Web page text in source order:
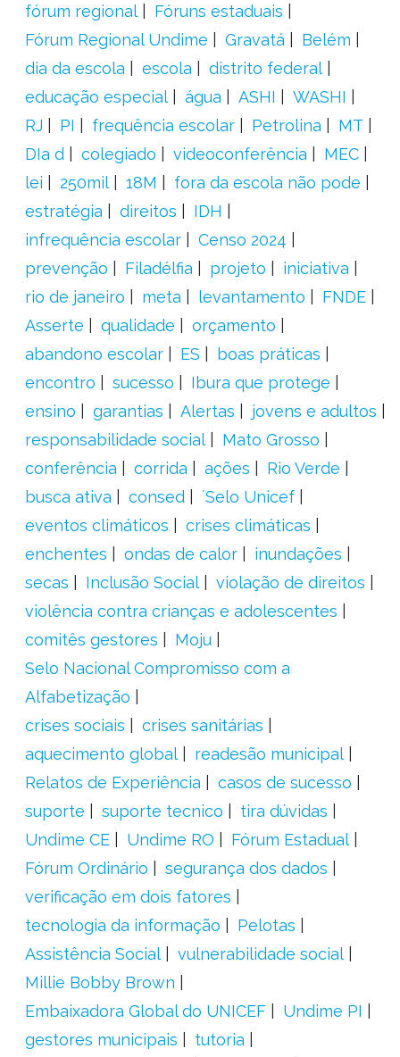
fórum regional
Fóruns estaduais
Fórum Regional Undime
Gravatá
Belém
dia da escola
escola
distrito federal
educação especial
água ASHI
WASHI
RJ
PI frequência escolar Petrolina
MT
DIa d
colegiado videoconferência
MEC
lei
250mil 18M
fora da escola não pode
estratégia
direitos
IDH
infrequência escolar
Censo 2024
prevenção
Filadélfia projeto
iniciativa
rio de janeiro
meta levantamento
FNDE
Asserte
qualidade
orçamento
abandono escolar
ES
boas práticas
encontro
sucesso
Ibura que protege
ensino
garantias Alertas
jovens e adultos
responsabilidade social
Mato Grosso
conferência
corrida ações
Rio Verde
busca ativa
consed
´Selo Unicef
eventos climáticos
crises climáticas
enchentes
ondas de calor
inundações
secas
Inclusão Social
violação de direitos
violência contra crianças e adolescentes
comitês gestores
Moju
Selo Nacional Compromisso com a
Alfabetização
crises sociais
crises sanitárias
aquecimento global
readesão municipal
Relatos de Experiência
casos de sucesso
suporte
suporte tecnico
tira dúvidas
Undime CE
Undime RO
Fórum Estadual
Fórum Ordinário
segurança dos dados
verificação em dois fatores
tecnologia da informação
Pelotas
Assistência Social
vulnerabilidade social
Millie Bobby Brown
Embaixadora Global do UNICEF
Undime PI
gestores municipais
tutoria